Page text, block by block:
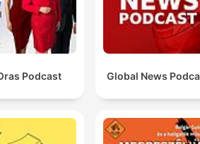
Podcast Global News